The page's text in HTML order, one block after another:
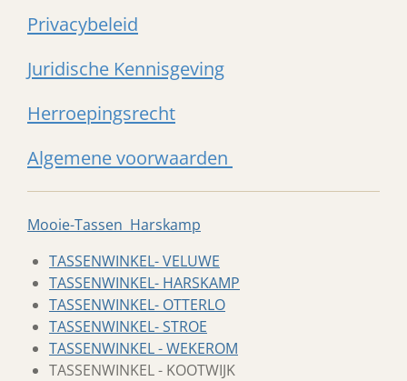
Privacybeleid
Juridische Kennisgeving
Herroepingsrecht
Algemene voorwaarden
Mooie-Tassen Harskamp
TASSENWINKEL- VELUWE
TASSENWINKEL- HARSKAMP
TASSENWINKEL- OTTERLO
TASSENWINKEL- STROE
TASSENWINKEL - WEKEROM
TASSENWINKEL - KOOTWIJK